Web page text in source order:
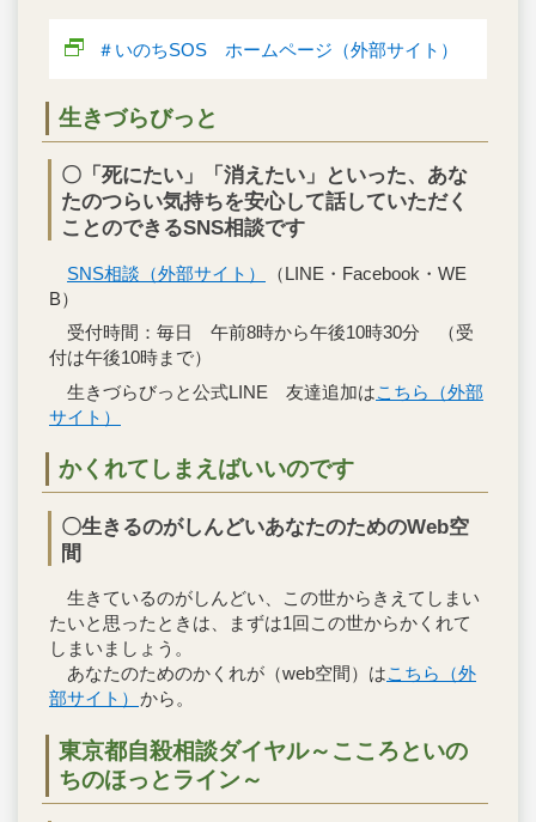
＃いのちSOS ホームページ（外部サイト）
生きづらびっと
〇「死にたい」「消えたい」といった、あな
たのつらい気持ちを安心して話していただく
ことのできるSNS相談です
SNS相談（外部サイト）
（LINE・Facebook・WE
B）
受付時間：毎日 午前8時から午後10時30分 （受
付は午後10時まで）
生きづらびっと公式LINE 友達追加はこちら（外部
サイト）
かくれてしまえばいいのです
〇生きるのがしんどいあなたのためのWeb空
間
生きているのがしんどい、この世からきえてしまい
たいと思ったときは、まずは1回この世からかくれて
しまいましょう。
あなたのためのかくれが（web空間）はこちら（外
部サイト） から。
東京都自殺相談ダイヤル～こころといの
ちのほっとライン～